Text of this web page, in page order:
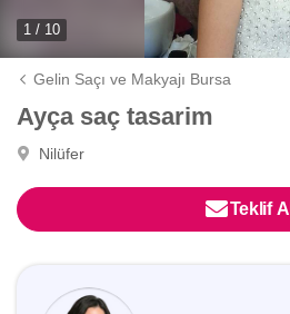
1 / 10
Gelin Saçı ve Makyajı Bursa
Ayça saç tasarim
Nilüfer
Teklif Al